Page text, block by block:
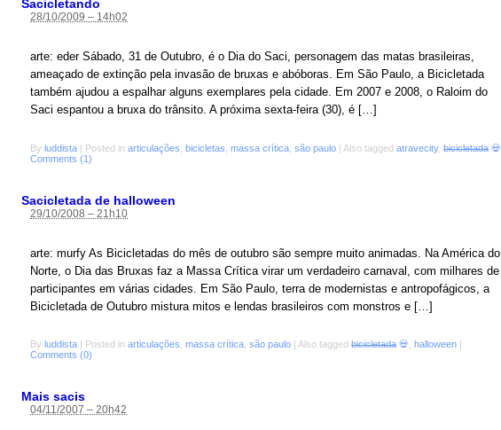
Sacicletando
28/10/2009 – 14h02
arte: eder Sábado, 31 de Outubro, é o Dia do Saci, personagem das matas brasileiras,
ameaçado de extinção pela invasão de bruxas e abóboras. Em São Paulo, a Bicicletada
também ajudou a espalhar alguns exemplares pela cidade. Em 2007 e 2008, o Raloim do
Saci espantou a bruxa do trânsito. A próxima sexta-feira (30), é […]
By luddista | Posted in articulações bicicletas massa crítica são paulo | Also tagged atravecity, bicicletada 💀
Comments (1)
Sacicletada de halloween
29/10/2008 – 21h10
arte: murfy As Bicicletadas do mês de outubro são sempre muito animadas. Na América do
Norte, o Dia das Bruxas faz a Massa Crítica virar um verdadeiro carnaval, com milhares de
participantes em várias cidades. Em São Paulo, terra de modernistas e antropofágicos, a
Bicicletada de Outubro mistura mitos e lendas brasileiros com monstros e […]
By luddista Posted in articulações massa crítica são paulo Also tagged bicicletada 💀 halloween
Comments (0)
Mais sacis
04/11/2007 – 20h42